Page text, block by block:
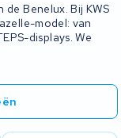
Benelux. Bij KWS
model: van
displays. We
oplossing